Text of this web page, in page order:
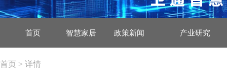
首页 智慧家居 政策新闻 产业研究
首页 > 详情